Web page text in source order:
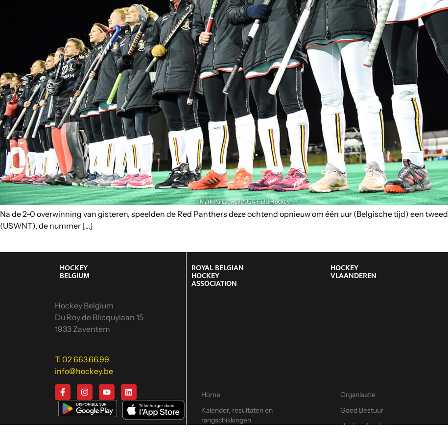
Na de 2-0 overwinning van gisteren, speelden de Red Panthers deze ochtend opnieuw om één uur (Belgische tijd) een
(USWNT), de nummer […]
HOCKEY
BELGIUM
Hockey Belgium
Du Roy de Blicquylaan 15
1933 Zaventem
T: 02 663.66.99
info@hockey.be
ROYAL BELGIAN
HOCKEY
ASSOCIATION
Home
Kalender, resultaten en
rangschikkingen
HOCKEY
VLAANDEREN
Organisatie
Goed Bestuur
Hockey Academy